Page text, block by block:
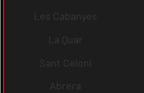
Les Cabanyes
La Quar
Sant Celoni
Abrera